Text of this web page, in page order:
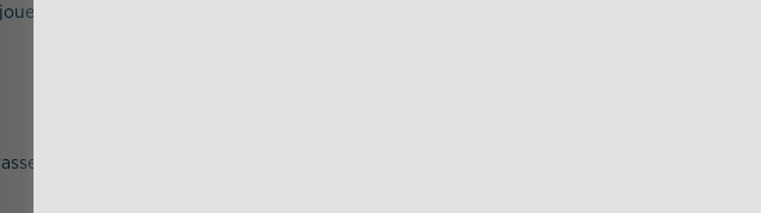
classiques. Des jouets sont aussi offerts à
288 kilos de jouets soit l’équivalent de